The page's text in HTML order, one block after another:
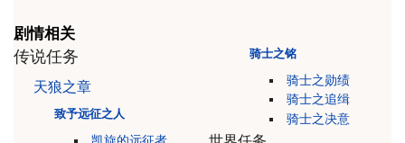
剧情相关
传说任务
天狼之章
致予远征之人
凯旋的远征者
骑士之铭
骑士之勋绩
骑士之追缉
骑士之决意